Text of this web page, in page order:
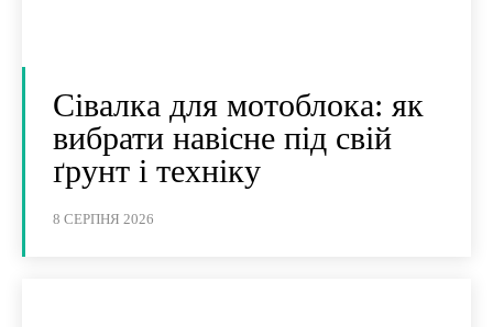
Сівалка для мотоблока: як
вибрати навісне під свій
ґрунт і техніку
8 СЕРПНЯ 2026